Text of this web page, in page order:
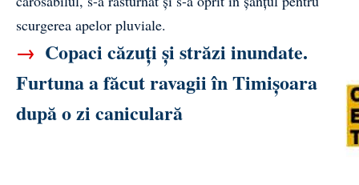
scurgerea apelor pluviale.
→ Copaci căzuți și străzi inundate.
Furtuna a făcut ravagii în Timișoara
după o zi caniculară